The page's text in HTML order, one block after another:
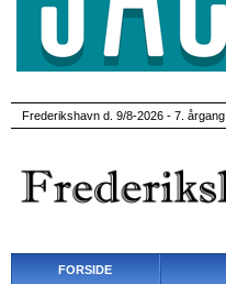
Frederikshavn d. 9/8-2026 - 7. årgang
FORSIDE